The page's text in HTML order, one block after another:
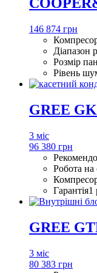
146 874 грн
Діапазон
Розмір
Рівень
GREE
3 міс
96 380 грн
Робота на
Гарантія1
GREE
3 міс
80 383 грн